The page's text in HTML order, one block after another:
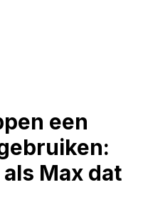
een
Max dat